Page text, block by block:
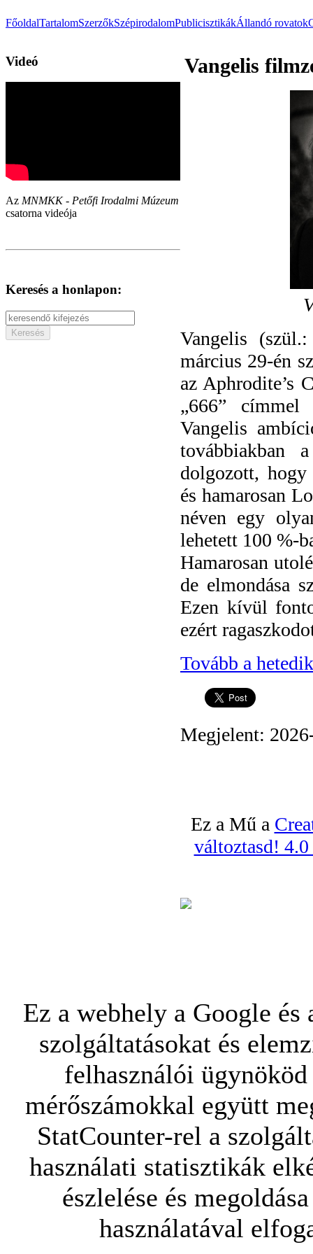
FőoldalTartalomSzerzőkSzépirodalomPublicisztikákÁllandó rovatok
Videó
Az MNMKK - Petőfi Irodalmi Múzeum
csatorna videója
Keresés a honlapon:
Vangelis
Vangelis (szül.:
március 29-én
az Aphrodite’s
„666”
Vangelis
továbbiakban
dolgozott, hogy
és hamarosan
néven egy
lehetett 100 %-
Hamarosan
de elmondása
Ezen kívül
ezért
Tovább a
Megjelent:
Ez a Mű a
változtasd!
Ez a webhely a Google
szolgáltatásokat és
felhasználói
mérőszámokkal együtt
StatCounter-rel a
használati statisztikák
észlelése és
használatával